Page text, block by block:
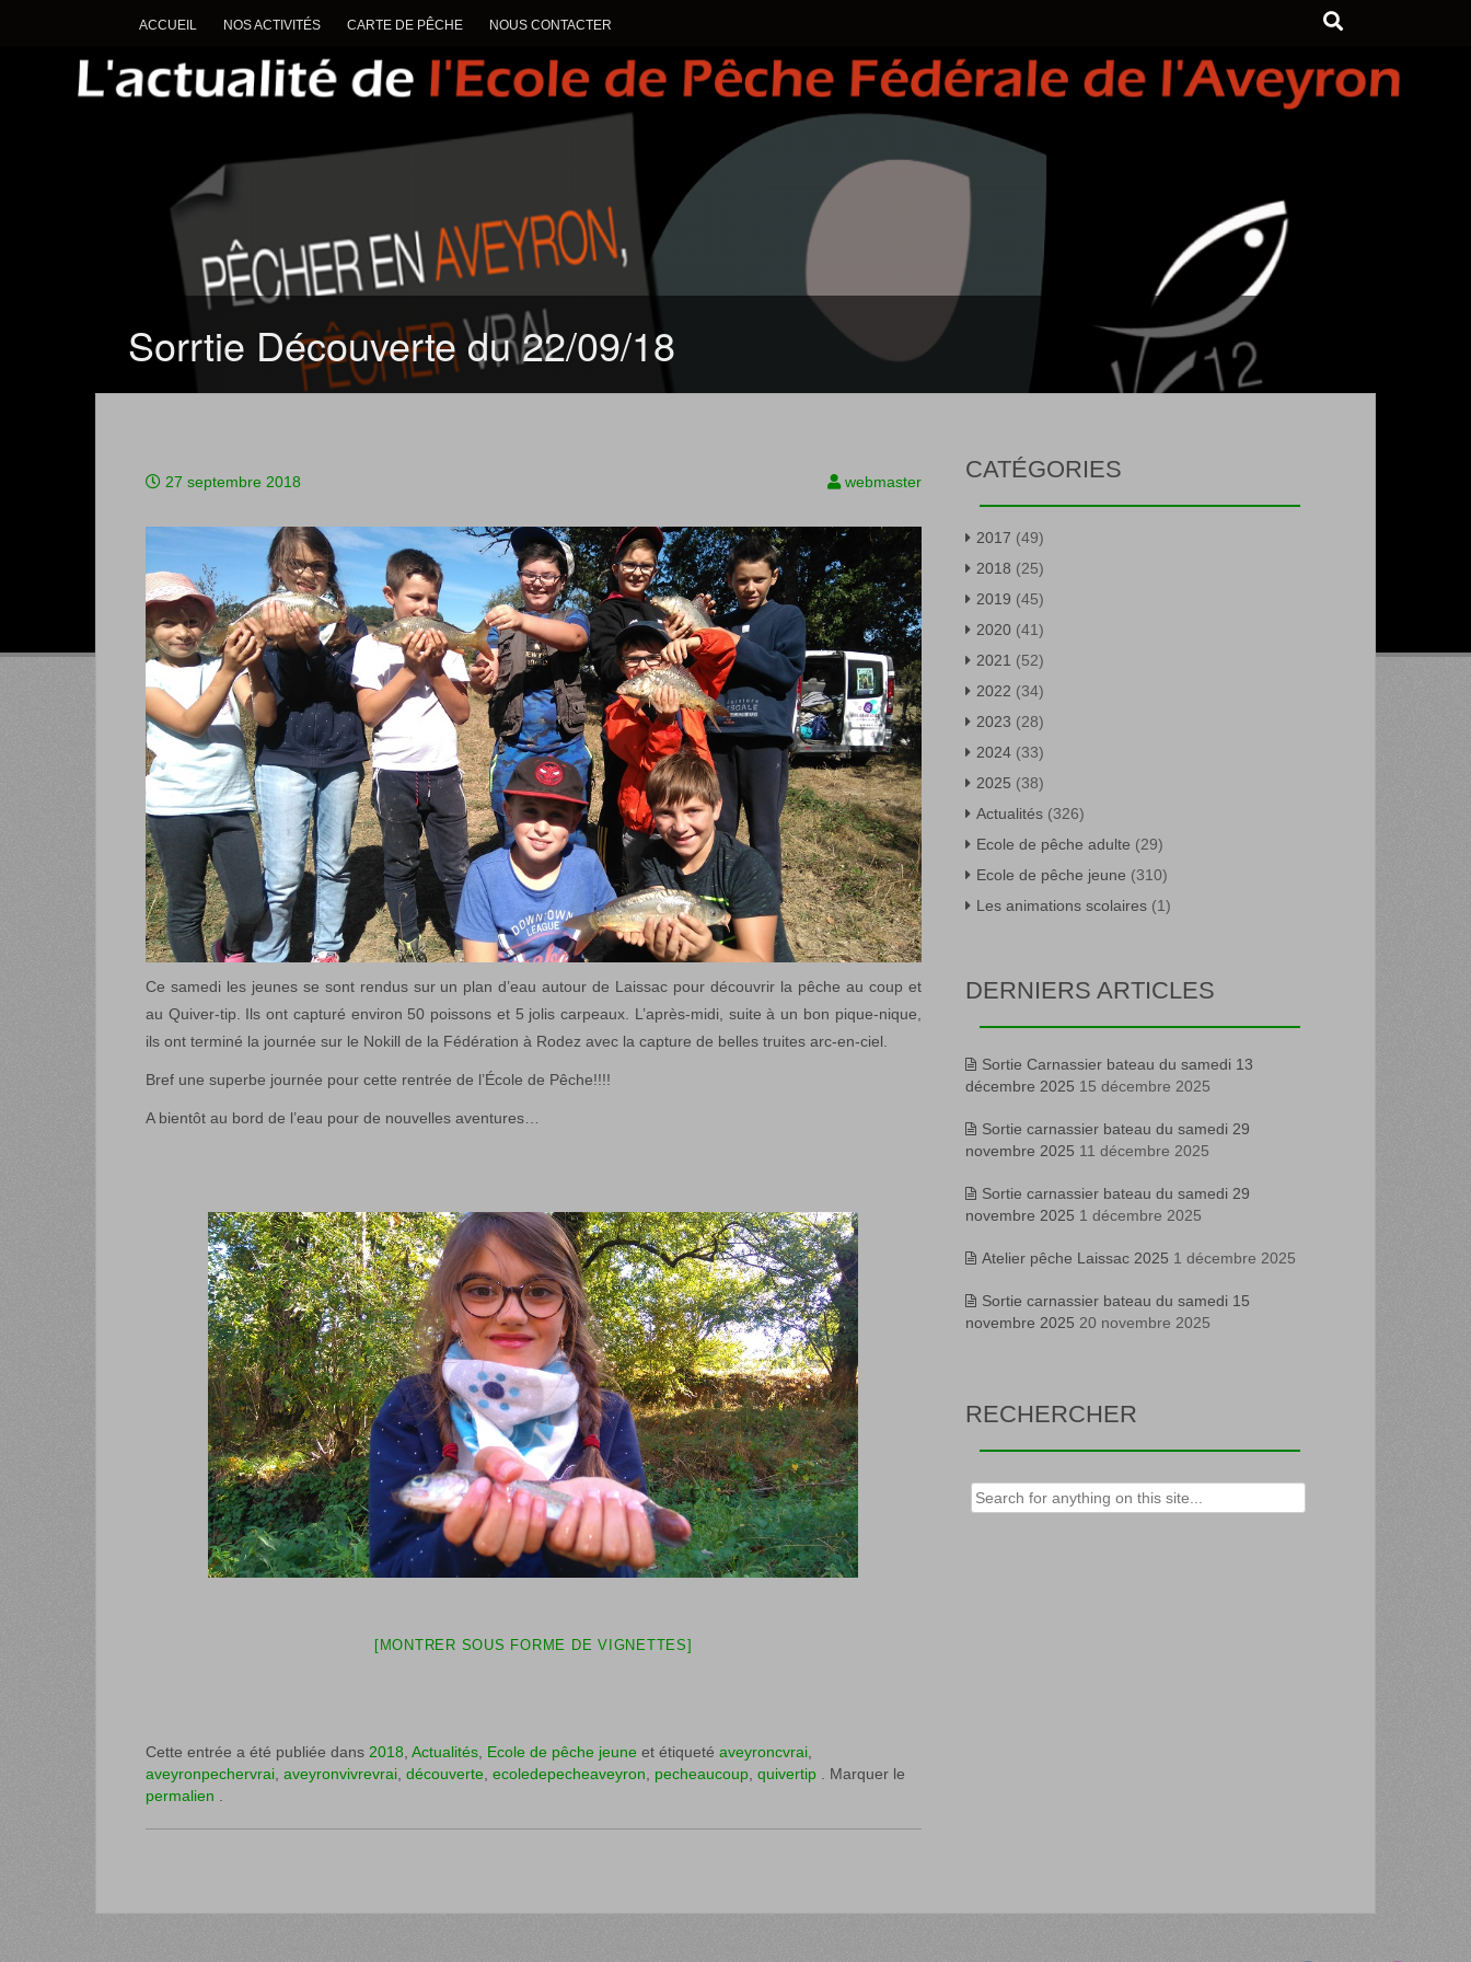
ACCUEIL NOS ACTIVITÉS CARTE DE PÊCHE NOUS CONTACTER
Sorrtie Découverte du 22/09/18
27 septembre 2018 webmaster
Ce samedi les jeunes se sont rendus sur un plan d’eau autour de Laissac pour découvrir la pêche au coup et
au Quiver-tip. Ils ont capturé environ 50 poissons et 5 jolis carpeaux. L’après-midi, suite à un bon pique-nique,
ils ont terminé la journée sur le Nokill de la Fédération à Rodez avec la capture de belles truites arc-en-ciel.
Bref une superbe journée pour cette rentrée de l’École de Pêche!!!!
A bientôt au bord de l’eau pour de nouvelles aventures…
[MONTRER SOUS FORME DE VIGNETTES]
Cette entrée a été publiée dans 2018, Actualités, Ecole de pêche jeune et étiqueté aveyroncvrai,
aveyronpechervrai, aveyronvivrevrai, découverte, ecoledepecheaveyron, pecheaucoup, quivertip . Marquer le
permalien .
CATÉGORIES
2017 (49)
2018 (25)
2019 (45)
2020(41)
2021 (52)
2022 (34)
2023 (28)
2024(33)
2025 (38)
Actualités(326)
Ecole de pêche adulte (29)
Ecole de pêche jeune (310)
Les animations scolaires(1)
DERNIERS ARTICLES
Sortie Carnassier bateau du samedi 13
décembre 2025 15 décembre 2025
Sortie carnassier bateau du samedi 29
novembre 2025 11 décembre 2025
Sortie carnassier bateau du samedi 29
novembre 2025 1 décembre 2025
Atelier pêche Laissac 2025 1 décembre 2025
Sortie carnassier bateau du samedi 15
novembre 2025 20 novembre 2025
RECHERCHER
Rechercher :